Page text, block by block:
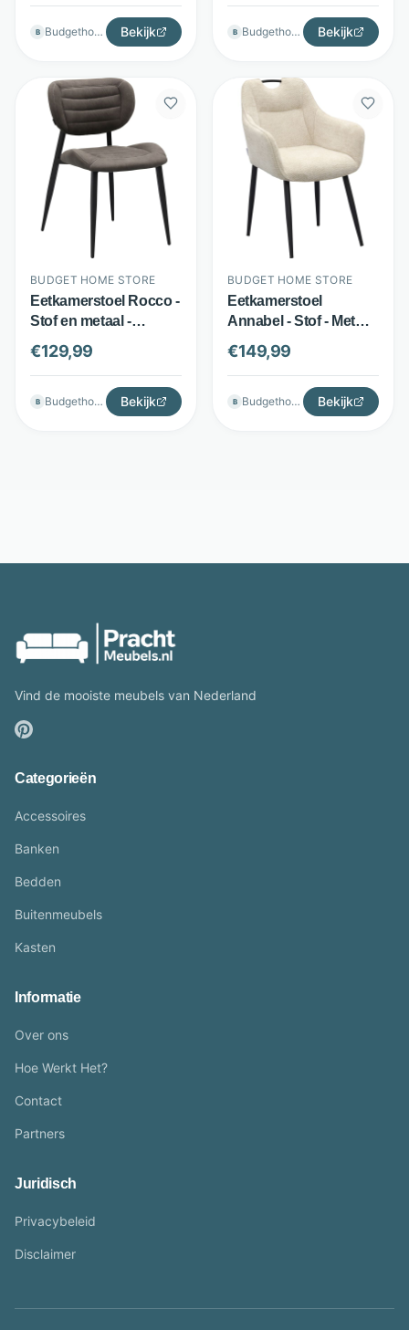
Budget Home Store
B Budgethomestore Bekijk
Home Store
B Budgethomestore Bekijk
BUDGET HOME STORE
Eetkamerstoel Rocco -
Stof en metaal -
Ondersteunende
schuimvulling -
Antraciet - Budget
Home Store
€129,99
B Budgethomestore Bekijk
BUDGET HOME STORE
Eetkamerstoel
Annabel - Stof - Met
armleuningen en
handgreep - Beige -
Budget Home Store
€149,99
B Budgethomestore Bekijk
Vind de mooiste meubels van Nederland
Categorieën
Accessoires
Banken
Bedden
Buitenmeubels
Kasten
Informatie
Over ons
Hoe Werkt Het?
Contact
Partners
Juridisch
Privacybeleid
Disclaimer